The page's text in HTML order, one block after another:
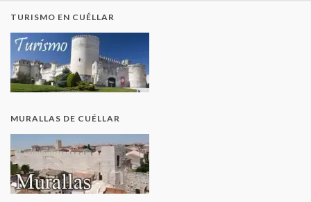
TURISMO EN CUÉLLAR
MURALLAS DE CUÉLLAR